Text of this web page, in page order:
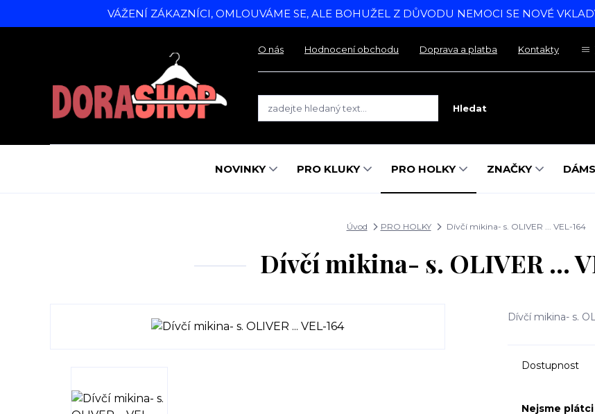
VÁŽENÍ ZÁKAZNÍCI, OMLOUVÁME SE, ALE BOHUŽEL Z DŮVODU NEMOCI SE NOVÉ
O nás Hodnocení obchodu Doprava a platba Kontakty
Hledat
NOVINKY PRO KLUKY PRO HOLKY ZNAČKY
Úvod PRO HOLKY Dívčí mikina- s. OLIVER ... VEL-164
Dívčí mikina- s. OLIVER ...
Dívčí mikina- s.
Dostupnost
Nejsme plátci